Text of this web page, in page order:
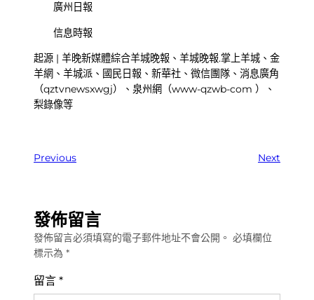
廣州日報
信息時報
起源 | 羊晚新媒體綜合羊城晚報、羊城晚報.掌上羊城、金
羊網、羊城派、國民日報、新華社、微信團隊、消息廣角
（qztvnewsxwgj）、泉州網（www-qzwb-com ）、
梨錄像等
Previous Next
發佈留言
發佈留言必須填寫的電子郵件地址不會公開。 必填欄位
標示為 *
留言 *